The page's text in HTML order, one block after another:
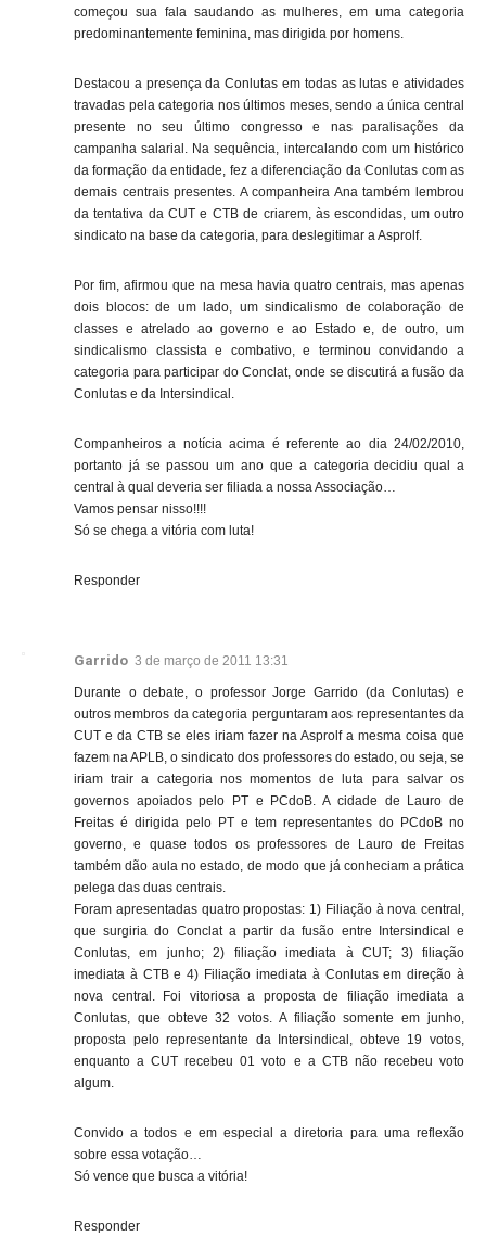
começou sua fala saudando as mulheres, em uma categoria
predominantemente feminina, mas dirigida por homens.
Destacou a presença da Conlutas em todas as lutas e atividades
travadas pela categoria nos últimos meses, sendo a única central
presente no seu último congresso e nas paralisações da
campanha salarial. Na sequência, intercalando com um histórico
da formação da entidade, fez a diferenciação da Conlutas com as
demais centrais presentes. A companheira Ana também lembrou
da tentativa da CUT e CTB de criarem, às escondidas, um outro
sindicato na base da categoria, para deslegitimar a Asprolf.
Por fim, afirmou que na mesa havia quatro centrais, mas apenas
dois blocos: de um lado, um sindicalismo de colaboração de
classes e atrelado ao governo e ao Estado e, de outro, um
sindicalismo classista e combativo, e terminou convidando a
categoria para participar do Conclat, onde se discutirá a fusão da
Conlutas e da Intersindical.
Companheiros a notícia acima é referente ao dia 24/02/2010,
portanto já se passou um ano que a categoria decidiu qual a
central à qual deveria ser filiada a nossa Associação…
Vamos pensar nisso!!!!
Só se chega a vitória com luta!
Responder
Garrido 3 de março de 2011 13:31
Durante o debate, o professor Jorge Garrido (da Conlutas) e
outros membros da categoria perguntaram aos representantes da
CUT e da CTB se eles iriam fazer na Asprolf a mesma coisa que
fazem na APLB, o sindicato dos professores do estado, ou seja, se
iriam trair a categoria nos momentos de luta para salvar os
governos apoiados pelo PT e PCdoB. A cidade de Lauro de
Freitas é dirigida pelo PT e tem representantes do PCdoB no
governo, e quase todos os professores de Lauro de Freitas
também dão aula no estado, de modo que já conheciam a prática
pelega das duas centrais.
Foram apresentadas quatro propostas: 1) Filiação à nova central,
que surgiria do Conclat a partir da fusão entre Intersindical e
Conlutas, em junho; 2) filiação imediata à CUT; 3) filiação
imediata à CTB e 4) Filiação imediata à Conlutas em direção à
nova central. Foi vitoriosa a proposta de filiação imediata a
Conlutas, que obteve 32 votos. A filiação somente em junho,
proposta pelo representante da Intersindical, obteve 19 votos,
enquanto a CUT recebeu 01 voto e a CTB não recebeu voto
algum.
Convido a todos e em especial a diretoria para uma reflexão
sobre essa votação…
Só vence que busca a vitória!
Responder